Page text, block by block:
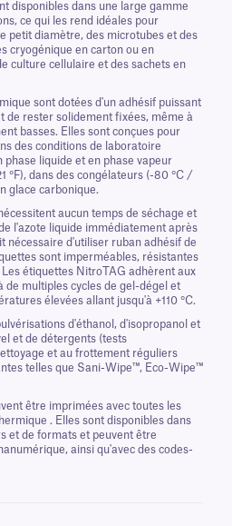
disponibles dans une large gamme
ce qui les rend idéales pour
petit diamètre, des microtubes et des
cryogénique en carton ou en
culture cellulaire et des sachets en
sont dotées d'un adhésif puissant
de rester solidement fixées, même à
basses. Elles sont conçues pour
des conditions de laboratoire
liquide et en phase vapeur
°F), dans des congélateurs (-80 °C /
glace carbonique.
aucun temps de séchage et
l'azote liquide immédiatement après
nécessaire d'utiliser ruban adhésif de
sont imperméables, résistantes
étiquettes NitroTAG adhèrent aux
de multiples cycles de gel-dégel et
élevées allant jusqu'à +110 °C.
d'éthanol, d'isopropanol et
et de détergents (tests
et au frottement réguliers
telles que Sani-Wipe™, Eco-Wipe™
être imprimées avec toutes les
. Elles sont disponibles dans
et de formats et peuvent être
ainsi qu'avec des codes-